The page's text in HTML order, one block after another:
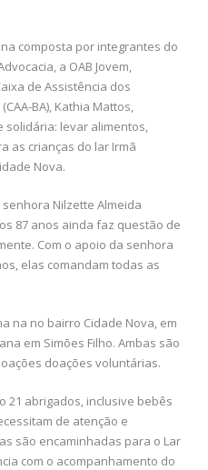
composta por integrantes do
a OAB Jovem,
de Assistência dos
BA), Kathia Mattos,
solidária: levar alimentos,
as crianças do lar Irmã
Nova.
Nilzette Almeida
87 anos ainda faz questão de
Com o apoio da senhora
elas comandam todas as
na no bairro Cidade Nova, em
em Simões Filho. Ambas são
doações voluntárias.
21 abrigados, inclusive bebês
de atenção e
são encaminhadas para o Lar
com o acompanhamento do